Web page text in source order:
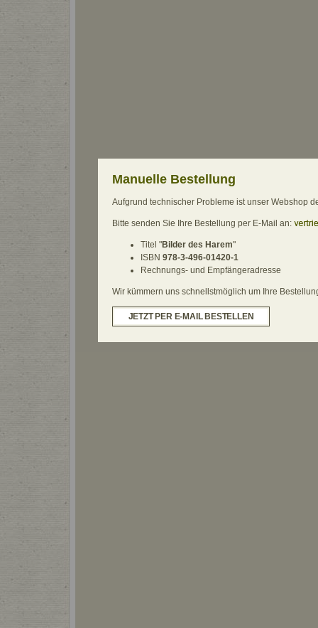
Manuelle Bestellung
Aufgrund technischer Probleme ist unser Webshop
Bitte senden Sie Ihre Bestellung per E-Mail an:
Titel "Bilder des Harem"
ISBN 978-3-496-01420-1
Rechnungs- und Empfängeradresse
Wir kümmern uns schnellstmöglich um Ihre
JETZT PER E-MAIL BESTELLEN